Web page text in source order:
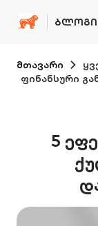
ᲑᲚᲝᲒᲘ
მთავარი
ფინანსური
5